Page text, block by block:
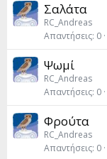
Σαλάτα
RC_Andreas
Απαντήσεις 0
Ψωμί
RC_Andreas
Απαντήσεις 0
Φρούτα
RC_Andreas
Απαντήσεις 0